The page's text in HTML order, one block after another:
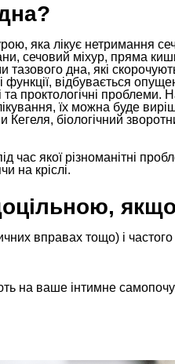
яка лікує нетримання
сечовий міхур, пряма
тазового дна, які
відбувається
проктологічні проблеми.
їх можна буде
біологічний
час якої різноманітні
на кріслі.
вправах тощо) і частого
на ваше інтимне